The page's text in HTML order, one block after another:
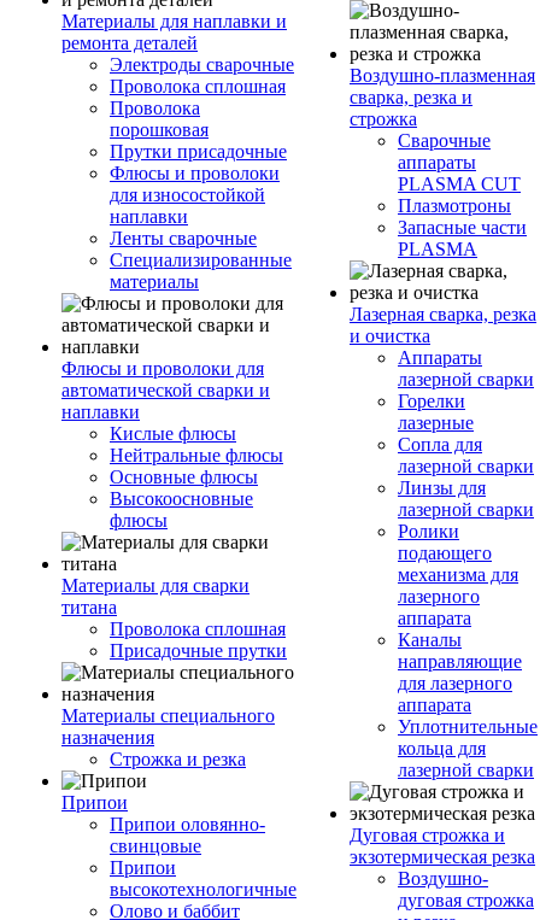
Материалы для наплавки и
ремонта деталей
Электроды сварочные
Проволока сплошная
Проволока
порошковая
Прутки присадочные
Флюсы и проволоки
для износостойкой
наплавки
Ленты сварочные
Специализированные
материалы
Флюсы и проволоки для
автоматической сварки и
наплавки
Кислые флюсы
Нейтральные флюсы
Основные флюсы
Высокоосновные
флюсы
Материалы для сварки
титана
Проволока сплошная
Присадочные прутки
Материалы специального
назначения
Строжка и резка
Припои
Припои оловянно-
свинцовые
Припои
высокотехнологичные
Олово и баббит
Воздушно-плазменная
сварка, резка и
строжка
Сварочные
аппараты
PLASMA CUT
Плазмотроны
Запасные части
PLASMA
Лазерная сварка, резка
и очистка
Аппараты
лазерной сварки
Горелки
лазерные
Сопла для
лазерной сварки
Линзы для
лазерной сварки
Ролики
подающего
механизма для
лазерного
аппарата
Каналы
направляющие
для лазерного
аппарата
Уплотнительные
кольца для
лазерной сварки
Дуговая строжка и
экзотермическая резка
Воздушно-
дуговая строжка